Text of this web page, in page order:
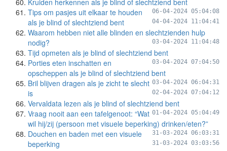
Kruiden herkennen als je blind of slechtziend bent
06-04-2024 05:04:08
Tips om pasjes uit elkaar te houden
als je blind of slechtziend bent
04-04-2024 11:04:41
Waarom hebben niet alle blinden en slechtzienden hulp
nodig?
03-04-2024 11:04:48
Tijd opmeten als je blind of slechtziend bent
03-04-2024 07:04:50
Porties eten inschatten en
opscheppen als je blind of slechtziend bent
03-04-2024 06:04:31
Bril blijven dragen als je zicht te slecht
is
02-04-2024 07:04:12
Vervaldata lezen als je blind of slechtziend bent
01-04-2024 05:04:49
Vraag nooit aan een tafelgenoot: “Wat
wil hij/zij (persoon met visuele beperking) drinken/eten?”
31-03-2024 06:03:31
Douchen en baden met een visuele
beperking
31-03-2024 03:03:56